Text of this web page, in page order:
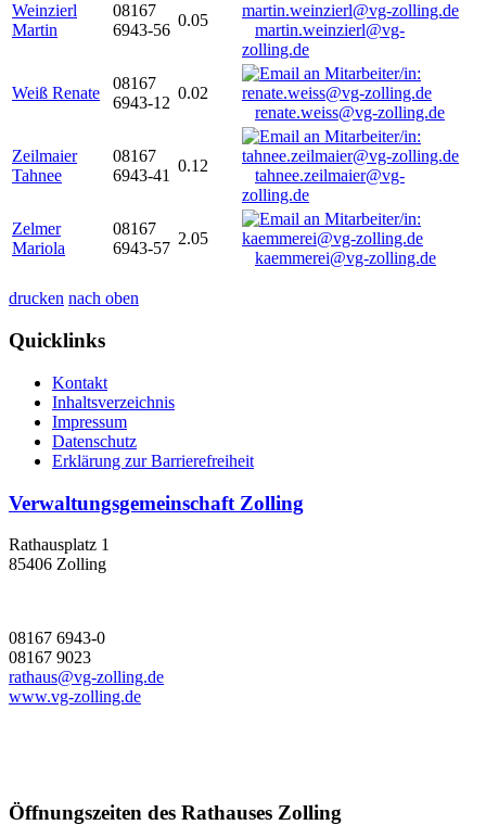
Weinzierl
Martin
08167
6943-56
0.05
martin.weinzierl@vg-
zolling.de
Weiß Renate
08167
6943-12
0.02
renate.weiss@vg-zolling.de
Zeilmaier
Tahnee
08167
6943-41
0.12
tahnee.zeilmaier@vg-
zolling.de
Zelmer
Mariola
08167
6943-57
2.05
kaemmerei@vg-zolling.de
drucken nach oben
Quicklinks
Kontakt
Inhaltsverzeichnis
Impressum
Datenschutz
Erklärung zur Barrierefreiheit
Verwaltungsgemeinschaft Zolling
Rathausplatz 1
85406 Zolling
08167 6943-0
08167 9023
rathaus@vg-zolling.de
www.vg-zolling.de
Öffnungszeiten des Rathauses Zolling